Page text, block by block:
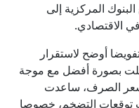
المركزية إلى
الاقتصادي.
أوضح لاستقرار
بصورة أفضل مع موجة
سعر الصرف، ساعدت
توقعات التضخم، خصوصا